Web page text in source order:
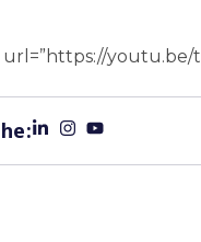
youtu.be/